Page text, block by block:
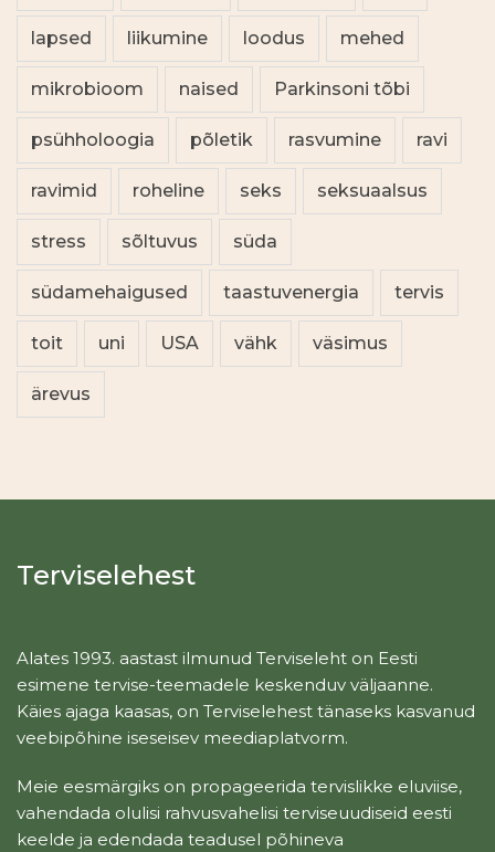
lapsed liikumine loodus mehed
mikrobioom naised Parkinsoni tõbi
psühholoogia põletik rasvumine ravi
ravimid roheline seks seksuaalsus
stress sõltuvus süda
südamehaigused taastuvenergia tervis
toit uni USA vähk väsimus
ärevus
Terviselehest
Alates 1993. aastast ilmunud Terviseleht on Eesti
esimene tervise-teemadele keskenduv väljaanne.
Käies ajaga kaasas, on Terviselehest tänaseks kasvanud
veebipõhine iseseisev meediaplatvorm.
Meie eesmärgiks on propageerida tervislikke eluviise,
vahendada olulisi rahvusvahelisi terviseuudiseid eesti
keelde ja edendada teadusel põhineva